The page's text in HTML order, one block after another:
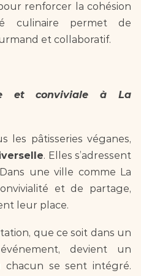
renforcer la cohésion
culinaire permet de
et collaboratif.
et conviviale à La
les pâtisseries véganes,
. Elles s’adressent
une ville comme La
et de partage,
leur place.
que ce soit dans un
devient un
se sent intégré.